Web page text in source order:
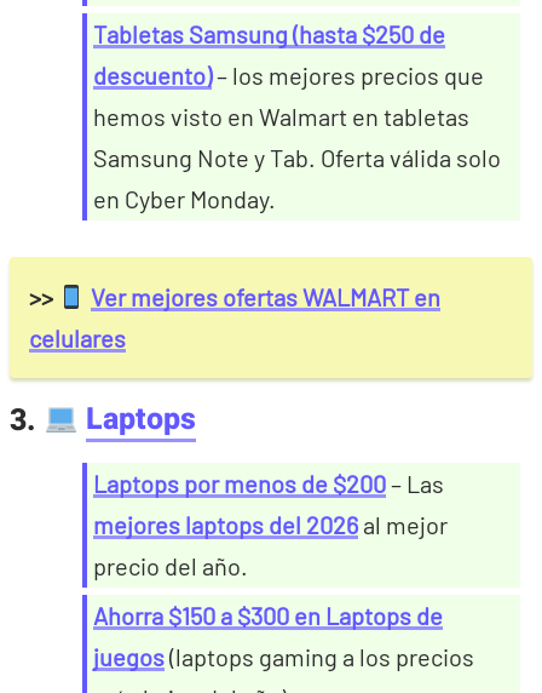
Tabletas Samsung (hasta $250 de
descuento)– los mejores precios que
hemos visto en Walmart en tabletas
Samsung Note y Tab. Oferta válida solo
en Cyber Monday.
>>
Ver mejores ofertas WALMART en
celulares
3. Laptops
Laptops por menos de $200– Las
mejores laptops del 2026 al mejor
precio del año.
Ahorra $150 a $300 en Laptops de
juegos(laptops gaming a los precios